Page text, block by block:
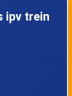
ipv trein